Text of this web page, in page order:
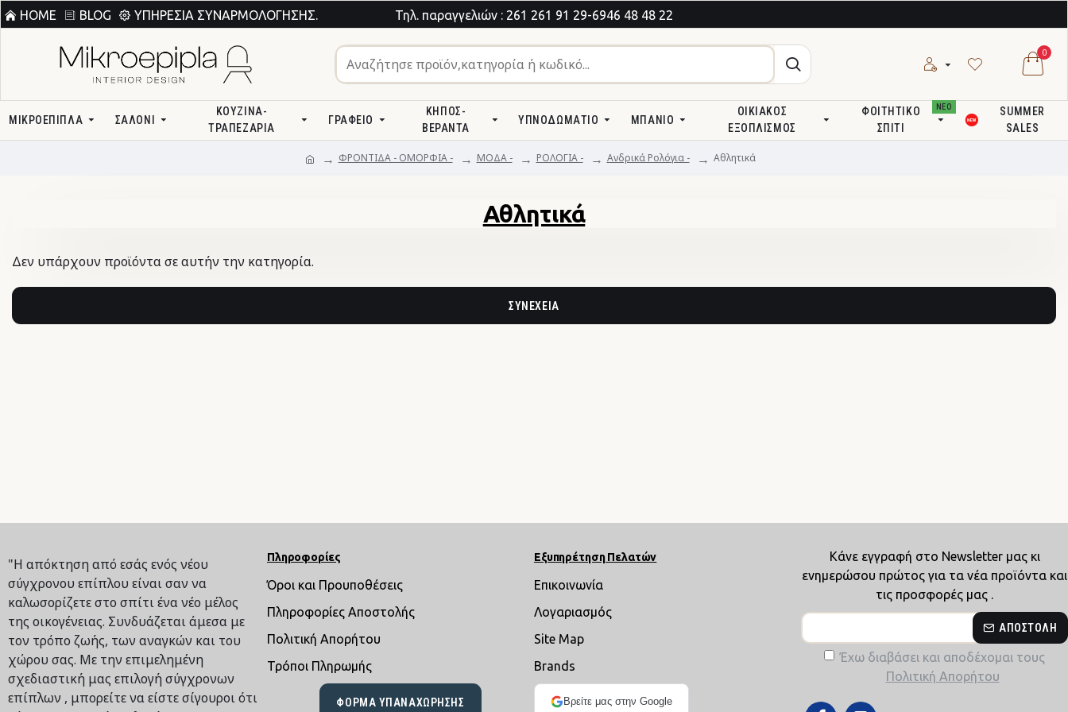
HOME BLOG ΥΠΗΡΕΣΊΑ ΣΥΝΑΡΜΟΛΌΓΗΣΗΣ. Τηλ. παραγγελιών : 261 261 91 29-6946 48 48 22
0
ΜΙΚΡΟΕΠΙΠΛΑ ΣΑΛΌΝΙ
ΚΟΥΖΊΝΑ-
ΤΡΑΠΕΖΑΡΊΑ
ΓΡΑΦΕΊΟ
ΚΉΠΟΣ-
ΒΕΡΆΝΤΑ
ΥΠΝΟΔΩΜΆΤΙΟ ΜΠΆΝΙΟ
ΟΙΚΙΑΚΌΣ
ΕΞΟΠΛΙΣΜΌΣ
ΦΟΙΤΗΤΙΚΌ
ΣΠΊΤΙ
ΝΕΟ
SUMMER
SALES
ΦΡΟΝΤΙΔΑ - ΟΜΟΡΦΙΑ - ΜΟΔΑ - ΡΟΛΟΓΙΑ - Ανδρικά Ρολόγια - Αθλητικά
Αθλητικά
Δεν υπάρχουν προϊόντα σε αυτήν την κατηγορία.
ΣΥΝΈΧΕΙΑ
"Η απόκτηση από εσάς ενός νέου
σύγχρονου επίπλου είναι σαν να
καλωσορίζετε στο σπίτι ένα νέο μέλος
της οικογένειας. Συνδυάζεται άμεσα με
τον τρόπο ζωής, των αναγκών και του
χώρου σας. Με την επιμελημένη
σχεδιαστική μας επιλογή σύγχρονων
επίπλων , μπορείτε να είστε σίγουροι ότι
Πληροφορίες
Όροι και Προυποθέσεις
Πληροφορίες Αποστολής
Πολιτική Απορήτου
Τρόποι Πληρωμής
ΦΌΡΜΑ ΥΠΑΝΑΧΏΡΗΣΗΣ
Εξυπηρέτηση Πελατών
Επικοινωνία
Λογαριασμός
Site Map
Brands
Βρείτε μας στην Google
Κάνε εγγραφή στο Newsletter μας κι
ενημερώσου πρώτος για τα νέα προϊόντα και
τις προσφορές μας .
ΑΠΟΣΤΟΛΉ
Έχω διαβάσει και αποδέχομαι τους
Πολιτική Απορήτου